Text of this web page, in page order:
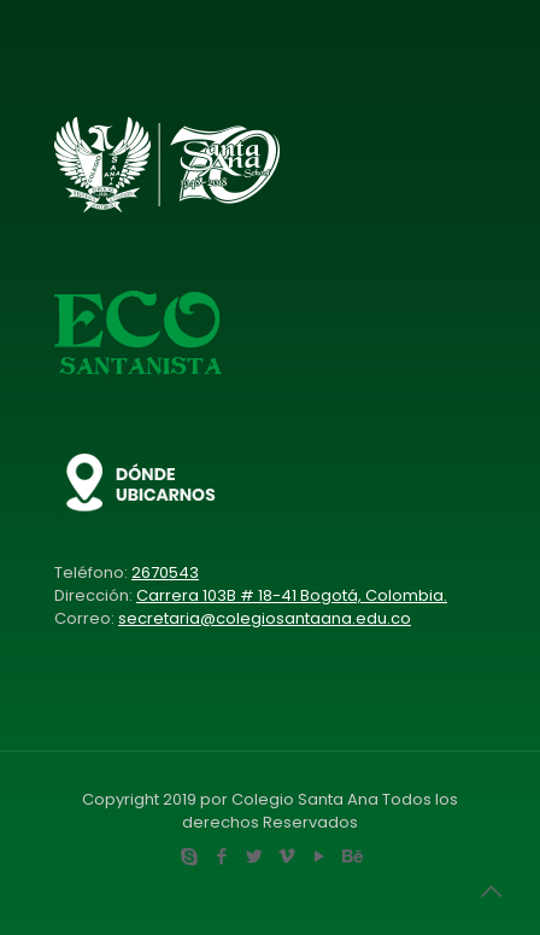
Teléfono: 2670543
Dirección: Carrera 103B # 18-41 Bogotá, Colombia.
Correo: secretaria@colegiosantaana.edu.co
Copyright 2019 por Colegio Santa Ana Todos los
derechos Reservados